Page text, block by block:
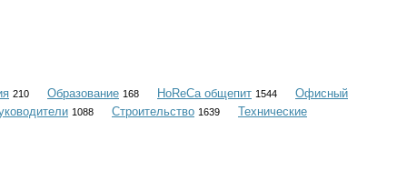
210 Образование 168 HoReCa общепит 1544
Офисный
1088 Строительство 1639
Технические